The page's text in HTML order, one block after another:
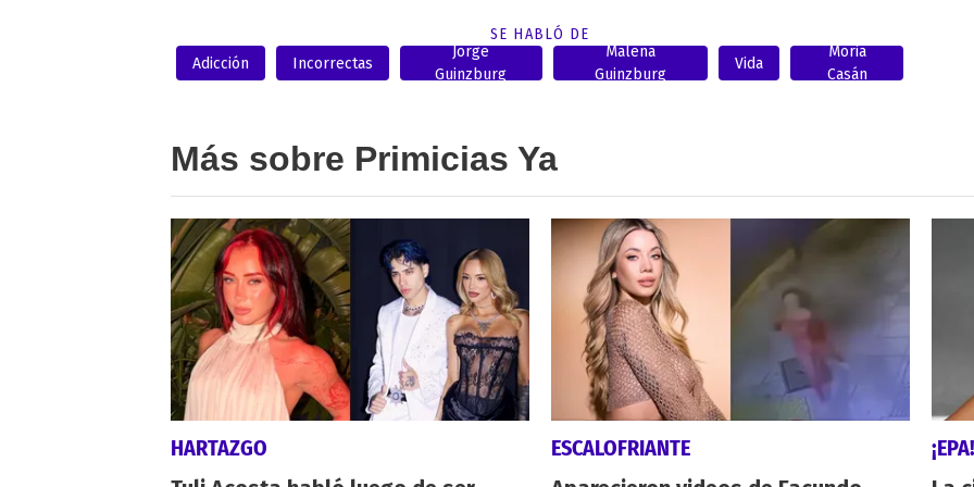
SE HABLÓ DE
Adicción
Incorrectas
Jorge
Guinzburg
Malena
Guinzburg
Vida
Moria
Casán
Más sobre Primicias Ya
HARTAZGO
ESCALOFRIANTE
¡EPA!